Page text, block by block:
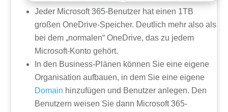
Jeder Microsoft 365-Benutzer hat einen 1TB
großen OneDrive-Speicher. Deutlich mehr also als
bei dem „normalen“ OneDrive, das zu jedem
Microsoft-Konto gehört.
In den Business-Plänen können Sie eine eigene
Organisation aufbauen, in dem Sie eine eigene
Domain hinzufügen und Benutzer anlegen. Den
Benutzern weisen Sie dann Microsoft 365-